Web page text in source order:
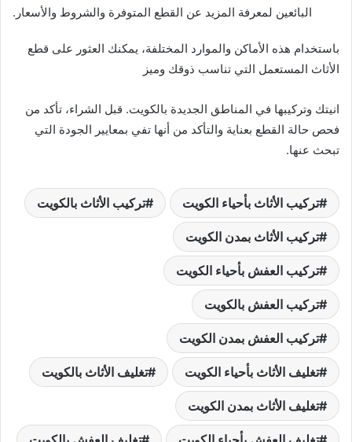
البائعين لمعرفة المزيد عن القطع المتوفرة والشروط والأسعار.
باستخدام هذه الأماكن والموارد المختلفة، يمكنك العثور على قطع
الأثاث المستعمل التي تناسب ذوقك وميز
انيتك وتركيبها في المناطق الجديدة بالكويت. قبل الشراء، تأكد من
فحص حالة القطع بعناية والتأكد من أنها تفي بمعايير الجودة التي
تبحث عنها.
تركيب الأثاث بأحياء الكويت تركيب الأثاث بالكويت
تركيب الأثاث بمدن الكويت
تركيب العفش بأحياء الكويت
تركيب العفش بالكويت
تركيب العفش بمدن الكويت
تغليف الأثاث بأحياء الكويت تغليف الأثاث بالكويت
تغليف الأثاث بمدن الكويت